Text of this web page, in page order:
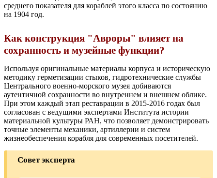
среднего показателя для кораблей этого класса по состоянию
на 1904 год.
Как конструкция "Авроры" влияет на
сохранность и музейные функции?
Используя оригинальные материалы корпуса и историческую
методику герметизации стыков, гидротехнические службы
Центрального военно-морского музея добиваются
аутентичной сохранности во внутреннем и внешнем облике.
При этом каждый этап реставрации в 2015-2016 годах был
согласован с ведущими экспертами Института истории
материальной культуры РАН, что позволяет демонстрировать
точные элементы механики, артиллерии и систем
жизнеобеспечения корабля для современных посетителей.
Совет эксперта